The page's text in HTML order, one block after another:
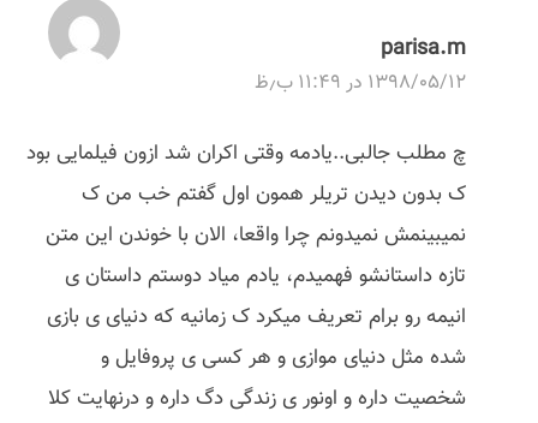
parisa.m
۱۳۹۸/۰۵/۱۲ در ۱۱:۴۹ ب٫ظ
چ مطلب جالبی..یادمه وقتی اکران شد ازون فیلمایی بود
ک بدون دیدن تریلر همون اول گفتم خب من ک
نمیبینمش نمیدونم چرا واقعا، الان با خوندن این متن
تازه داستانشو فهمیدم، یادم میاد دوستم داستان ی
انیمه رو برام تعریف میکرد ک زمانیه که دنیای ی بازی
شده مثل دنیای موازی و هر کسی ی پروفایل و
شخصیت داره و اونور ی زندگی دگ داره و درنهایت کلا